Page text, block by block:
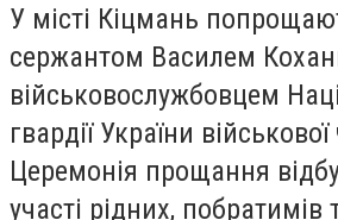
У місті Кіцмань
сержантом Василем
військовослужбовцем
гвардії України
Церемонія прощання
участі рідних, побратимів